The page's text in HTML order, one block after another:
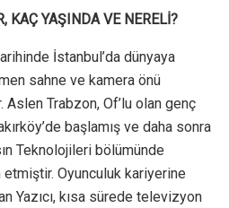
KAÇ YAŞINDA VE NERELİ?
İstanbul’da dünyaya
sahne ve kamera önü
Trabzon, Of’lu olan genç
başlamış ve daha sonra
Teknolojileri bölümünde
Oyunculuk kariyerine
Yazıcı, kısa sürede televizyon